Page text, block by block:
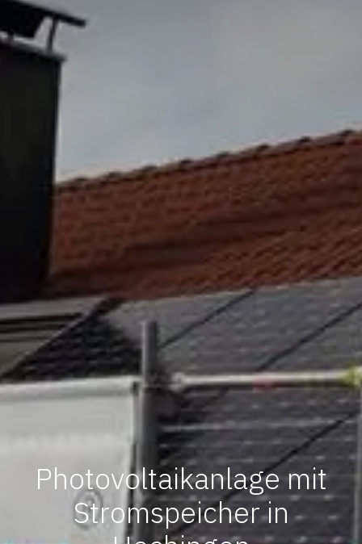
Photovoltaikanlage mit
Stromspeicher in